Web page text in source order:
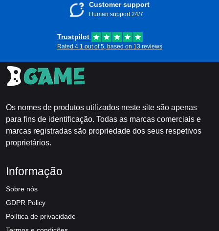
Customer support
Human support 24/7
Trustpilot
Rated 4.1 out of 5, based on 13 reviews
Os nomes de produtos utilizados neste site são apenas
para fins de identificação. Todas as marcas comerciais e
marcas registradas são propriedade dos seus respetivos
proprietários.
Informação
Sobre nós
GDPR Policy
Política de privacidade